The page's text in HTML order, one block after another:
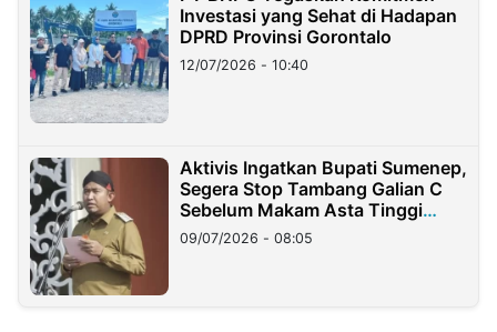
Investasi yang Sehat di Hadapan
DPRD Provinsi Gorontalo
12/07/2026 - 10:40
Aktivis Ingatkan Bupati Sumenep,
Segera Stop Tambang Galian C
Sebelum Makam Asta Tinggi
Longsor
09/07/2026 - 08:05